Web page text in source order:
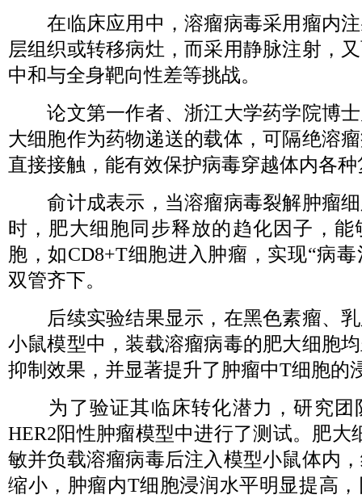
在临床应用中，溶瘤病毒采用瘤内注
层组织或转移病灶，而采用静脉注射，
中和与全身靶向性差等挑战。
论文第一作者、浙江大学药学院博士
大细胞作为药物递送的载体，可隔绝溶
直接接触，能有效保护病毒穿越体内各
俞计成表示，当溶瘤病毒裂解肿瘤细
时，肥大细胞同步释放的趋化因子，
胞，如CD8+T细胞进入肿瘤，实现“病
双管齐下。
后续实验结果显示，在黑色素瘤、乳
小鼠模型中，装载溶瘤病毒的肥大细胞
抑制效果，并显著提升了肿瘤中T细胞的
为了验证其临床转化潜力，研究团
HER2阳性肿瘤模型中进行了测试。肥大
敏并负载溶瘤病毒后注入模型小鼠体内
缩小，肿瘤内T细胞浸润水平明显提高